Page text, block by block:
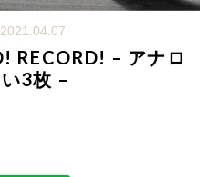
RECORD! – アナロ
3枚 –